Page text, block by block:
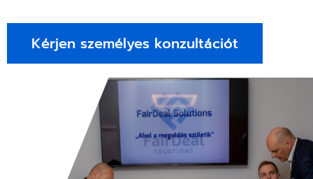
Kérjen személyes konzultációt